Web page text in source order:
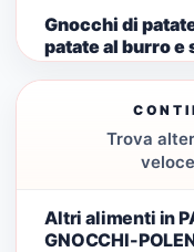
Gnocchi di
patate al burro e
Trova
Altri alimenti in
GNOCCHI-